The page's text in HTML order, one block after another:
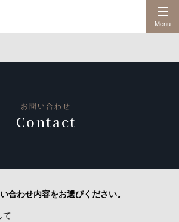
Menu
お問い合わせ
Contact
合わせ内容をお選びください。
て